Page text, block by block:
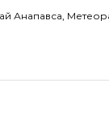
Анапавса,